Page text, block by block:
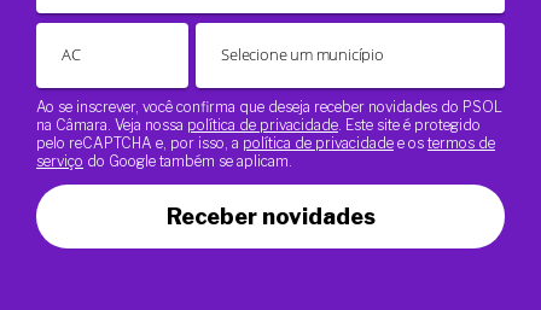
Ao se inscrever, você confirma que deseja receber novidades do PSOL
na Câmara. Veja nossa política de privacidade. Este site é protegido
pelo reCAPTCHA e, por isso, a política de privacidade e os termos de
serviço do Google também se aplicam.
Receber novidades